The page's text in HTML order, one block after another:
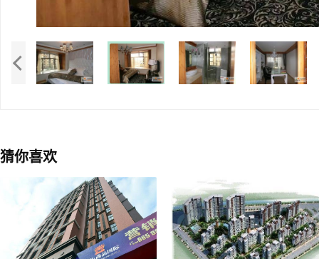
猜你喜欢